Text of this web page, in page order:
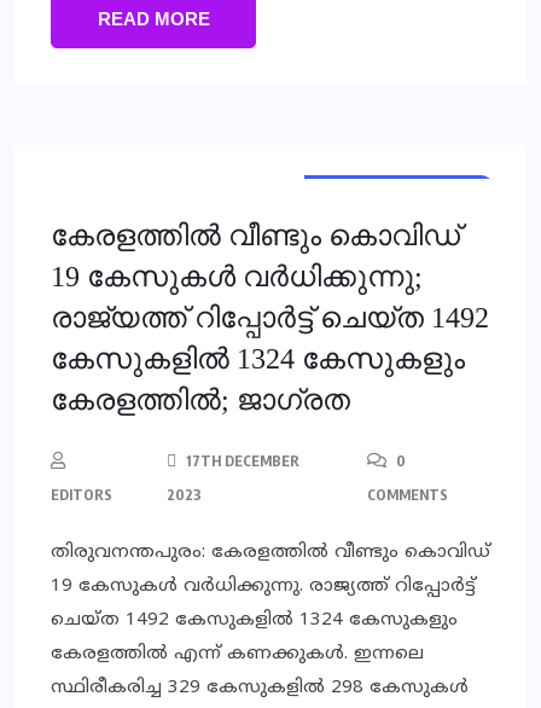
READ MORE
കേരളത്തില്‍ വീണ്ടും കൊവിഡ്
19 കേസുകള്‍ വര്‍ധിക്കുന്നു;
രാജ്യത്ത് റിപ്പോര്‍ട്ട് ചെയ്ത 1492
കേസുകളില്‍ 1324 കേസുകളും
കേരളത്തില്‍; ജാഗ്രത
EDITORS
17TH DECEMBER
2023
0
COMMENTS
തിരുവനന്തപുരം: കേരളത്തില്‍ വീണ്ടും കൊവിഡ്
19 കേസുകള്‍ വര്‍ധിക്കുന്നു. രാജ്യത്ത് റിപ്പോര്‍ട്ട്
ചെയ്ത 1492 കേസുകളില്‍ 1324 കേസുകളും
കേരളത്തില്‍ എന്ന് കണക്കുകള്‍. ഇന്നലെ
സ്ഥിരീകരിച്ച 329 കേസുകളില്‍ 298 കേസുകള്‍